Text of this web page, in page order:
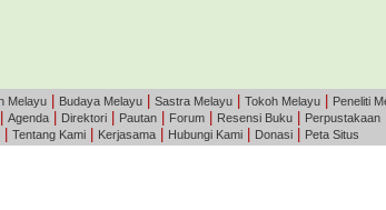
Melayu Budaya Melayu Sastra Melayu Tokoh Melayu Peneliti
Agenda Direktori Pautan Forum Resensi Buku Perpustakaan
Tentang Kami Kerjasama Hubungi Kami Donasi Peta Situs